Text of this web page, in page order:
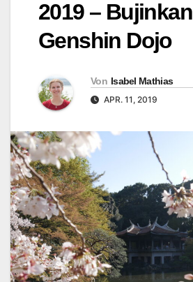
2019 – Bujinkan
Genshin Dojo
Von Isabel Mathias
APR. 11, 2019